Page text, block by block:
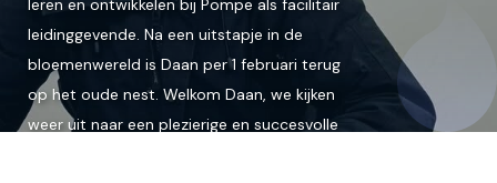
leidinggevende. Na een uitstapje in de
bloemenwereld is Daan per 1 februari terug
op het oude nest. Welkom Daan, we kijken
weer uit naar een plezierige en succesvolle